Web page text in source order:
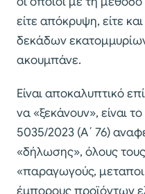
είτε απόκρυψη, είτε
δεκάδων
ακουμπάνε.
Είναι αποκαλυπτικό
να «ξεκάνουν», είναι
5035/2023 (Α΄ 76)
«δήλωσης», όλους
«παραγωγούς,
έμπορους προϊόντων